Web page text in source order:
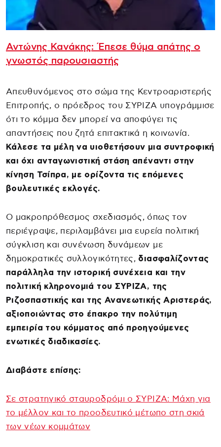
Αντώνης Κανάκης: Έπεσε θύμα απάτης ο
γνωστός παρουσιαστής
Απευθυνόμενος στο σώμα της Κεντροαριστερής
Επιτροπής, ο πρόεδρος του ΣΥΡΙΖΑ υπογράμμισε
ότι το κόμμα δεν μπορεί να αποφύγει τις
απαντήσεις που ζητά επιτακτικά η κοινωνία.
Κάλεσε τα μέλη να υιοθετήσουν μια συντροφική
και όχι ανταγωνιστική στάση απέναντι στην
κίνηση Τσίπρα, με ορίζοντα τις επόμενες
βουλευτικές εκλογές.
Ο μακροπρόθεσμος σχεδιασμός, όπως τον
περιέγραψε, περιλαμβάνει μια ευρεία πολιτική
σύγκλιση και συνένωση δυνάμεων με
δημοκρατικές συλλογικότητες, διασφαλίζοντας
παράλληλα την ιστορική συνέχεια και την
πολιτική κληρονομιά του ΣΥΡΙΖΑ, της
Ριζοσπαστικής και της Ανανεωτικής Αριστεράς,
αξιοποιώντας στο έπακρο την πολύτιμη
εμπειρία του κόμματος από προηγούμενες
ενωτικές διαδικασίες.
Διαβάστε επίσης:
Σε στρατηγικό σταυροδρόμι ο ΣΥΡΙΖΑ: Μάχη για
το μέλλον και το προοδευτικό μέτωπο στη σκιά
των νέων κομμάτων